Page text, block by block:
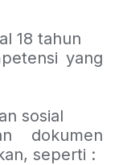
18 tahun
yang
sosial
dokumen
seperti :